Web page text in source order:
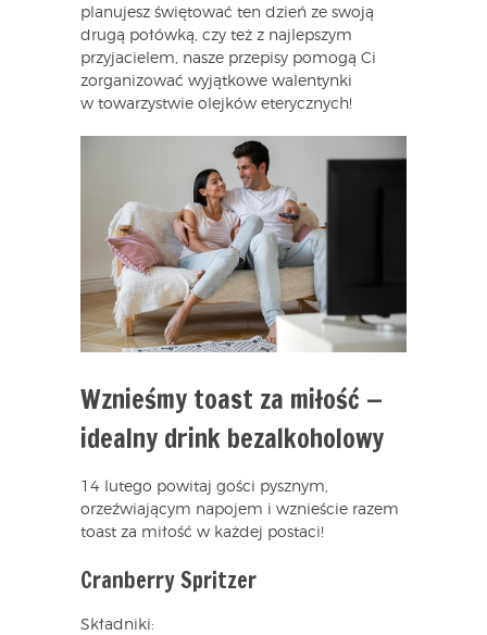
planujesz świętować ten dzień ze swoją
drugą połówką, czy też z najlepszym
przyjacielem, nasze przepisy pomogą Ci
zorganizować wyjątkowe walentynki
w towarzystwie olejków eterycznych!
Wznieśmy toast za miłość —
idealny drink bezalkoholowy
14 lutego powitaj gości pysznym,
orzeźwiającym napojem i wznieście razem
toast za miłość w każdej postaci!
Cranberry Spritzer
Składniki: